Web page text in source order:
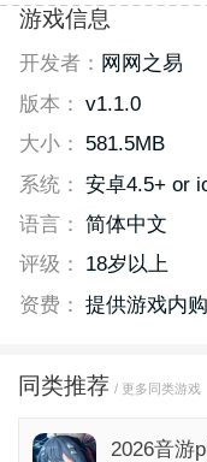
游戏信息
开发者： 网网之易
版本： v1.1.0
大小：
581.5MB
系统： 安卓4.5+ or
语言： 简体中文
评级：
18岁以上
资费： 提供游戏内
同类推荐 / 更多同类游戏
2026音游